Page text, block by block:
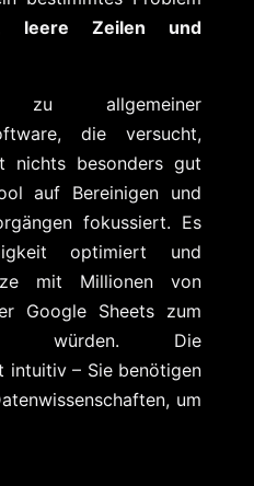
leere Zeilen und
zu allgemeiner
die versucht,
besonders gut
auf Bereinigen und
fokussiert. Es
optimiert und
mit Millionen von
Google Sheets zum
würden. Die
intuitiv – Sie benötigen
um